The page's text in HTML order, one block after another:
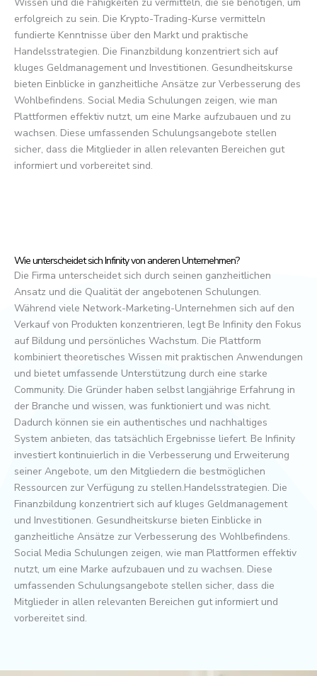
erfolgreich zu sein. Die Krypto-Trading-Kurse vermitteln
fundierte Kenntnisse über den Markt und praktische
Handelsstrategien. Die Finanzbildung konzentriert sich auf
kluges Geldmanagement und Investitionen. Gesundheitskurse
bieten Einblicke in ganzheitliche Ansätze zur Verbesserung des
Wohlbefindens. Social Media Schulungen zeigen, wie man
Plattformen effektiv nutzt, um eine Marke aufzubauen und zu
wachsen. Diese umfassenden Schulungsangebote stellen
sicher, dass die Mitglieder in allen relevanten Bereichen gut
informiert und vorbereitet sind.
Wie unterscheidet sich Infinity von anderen Unternehmen?
Die Firma unterscheidet sich durch seinen ganzheitlichen
Ansatz und die Qualität der angebotenen Schulungen.
Während viele Network-Marketing-Unternehmen sich auf den
Verkauf von Produkten konzentrieren, legt Be Infinity den Fokus
auf Bildung und persönliches Wachstum. Die Plattform
kombiniert theoretisches Wissen mit praktischen Anwendungen
und bietet umfassende Unterstützung durch eine starke
Community. Die Gründer haben selbst langjährige Erfahrung in
der Branche und wissen, was funktioniert und was nicht.
Dadurch können sie ein authentisches und nachhaltiges
System anbieten, das tatsächlich Ergebnisse liefert. Be Infinity
investiert kontinuierlich in die Verbesserung und Erweiterung
seiner Angebote, um den Mitgliedern die bestmöglichen
Ressourcen zur Verfügung zu stellen.Handelsstrategien. Die
Finanzbildung konzentriert sich auf kluges Geldmanagement
und Investitionen. Gesundheitskurse bieten Einblicke in
ganzheitliche Ansätze zur Verbesserung des Wohlbefindens.
Social Media Schulungen zeigen, wie man Plattformen effektiv
nutzt, um eine Marke aufzubauen und zu wachsen. Diese
umfassenden Schulungsangebote stellen sicher, dass die
Mitglieder in allen relevanten Bereichen gut informiert und
vorbereitet sind.